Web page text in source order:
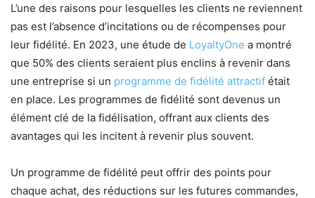
L’une des raisons pour lesquelles les clients ne reviennent
pas est l’absence d’incitations ou de récompenses pour
leur fidélité. En 2023, une étude de LoyaltyOne a montré
que 50% des clients seraient plus enclins à revenir dans
une entreprise si un programme de fidélité attractif était
en place. Les programmes de fidélité sont devenus un
élément clé de la fidélisation, offrant aux clients des
avantages qui les incitent à revenir plus souvent.
Un programme de fidélité peut offrir des points pour
chaque achat, des réductions sur les futures commandes,